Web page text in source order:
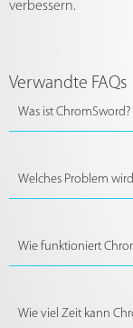
verbessern.
Verwandte FAQs
Was ist ChromSword?
Welches Problem
Wie funktioniert
Wie viel Zeit kann